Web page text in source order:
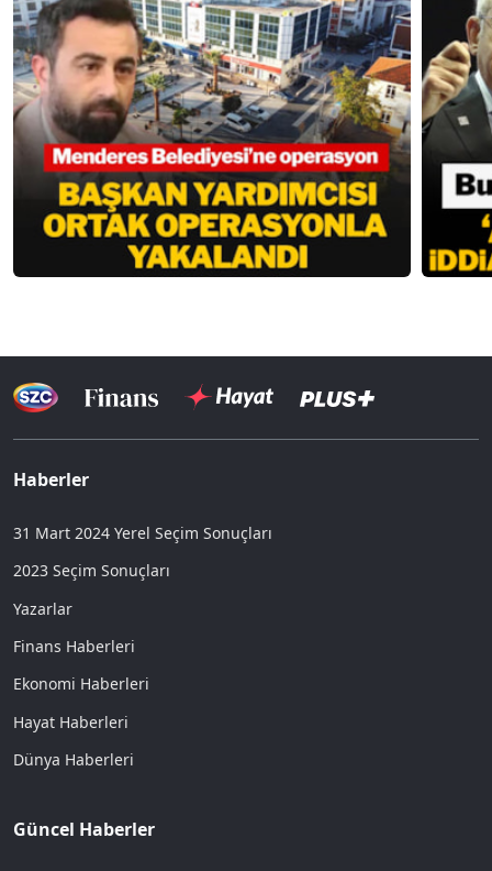
Haberler
31 Mart 2024 Yerel Seçim Sonuçları
2023 Seçim Sonuçları
Yazarlar
Finans Haberleri
Ekonomi Haberleri
Hayat Haberleri
Dünya Haberleri
Güncel Haberler